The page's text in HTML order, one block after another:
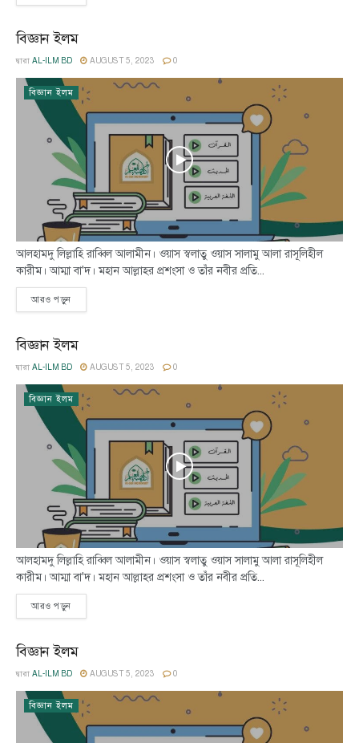
বিজ্ঞান ইলম
দ্বারা AL-ILM BD AUGUST 5, 2023 0
বিজ্ঞান ইলম
আলহামদু লিল্লাহি রাব্বিল আলামীন। ওয়াস স্বলাতু ওয়াস সালামু আলা রাসূলিহীল
কারীম। আম্মা বা'দ। মহান আল্লাহর প্রশংসা ও তাঁর নবীর প্রতি...
আরও পড়ুন
বিজ্ঞান ইলম
দ্বারা AL-ILM BD AUGUST 5, 2023 0
বিজ্ঞান ইলম
আলহামদু লিল্লাহি রাব্বিল আলামীন। ওয়াস স্বলাতু ওয়াস সালামু আলা রাসূলিহীল
কারীম। আম্মা বা'দ। মহান আল্লাহর প্রশংসা ও তাঁর নবীর প্রতি...
আরও পড়ুন
বিজ্ঞান ইলম
দ্বারা AL-ILM BD AUGUST 5, 2023 0
বিজ্ঞান ইলম